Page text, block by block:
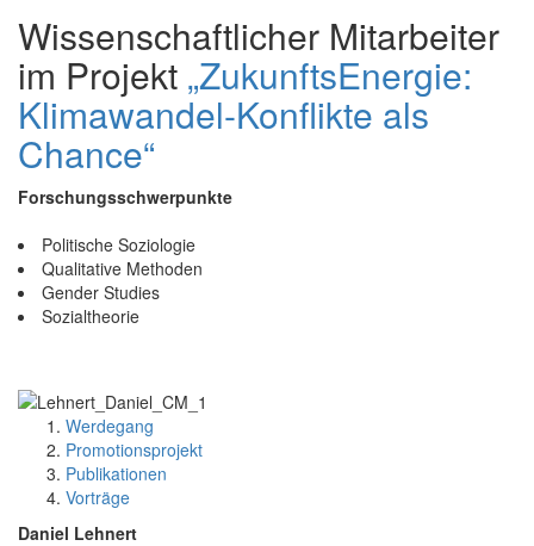
Wissenschaftlicher Mitarbeiter
im Projekt „ZukunftsEnergie:
Klimawandel-Konflikte als
Chance“
Forschungsschwerpunkte
Politische Soziologie
Qualitative Methoden
Gender Studies
Sozialtheorie
Werdegang
Promotionsprojekt
Publikationen
Vorträge
Daniel Lehnert